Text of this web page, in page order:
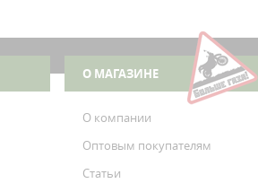
О МАГАЗИНЕ
О компании
Оптовым покупателям
Статьи